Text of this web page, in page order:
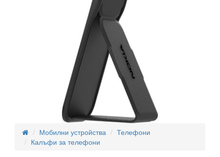
Мобилни устройства
Телефони
Калъфи за телефони